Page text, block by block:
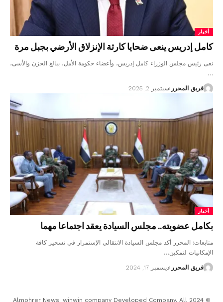
أخبار
كامل إدريس ينعى ضحايا كارثة الإنزلاق الأرضي بجبل مرة
نعى رئيس مجلس الوزراء كامل إدريس، وأعضاء حكومة الأمل، ببالغ الحزن والأسى،
…
فريق المحرر سبتمبر 2, 2025
أخبار
بكامل عضويته.. مجلس السيادة يعقد اجتماعا مهما
متابعات: المحرر أكد مجلس السيادة الانتقالي الإستمرار في تسخير كافة
الإمكانيات لتمكين…
فريق المحرر ديسمبر 17, 2024
© 2024 Almohrer News. winwin company Developed Company. All